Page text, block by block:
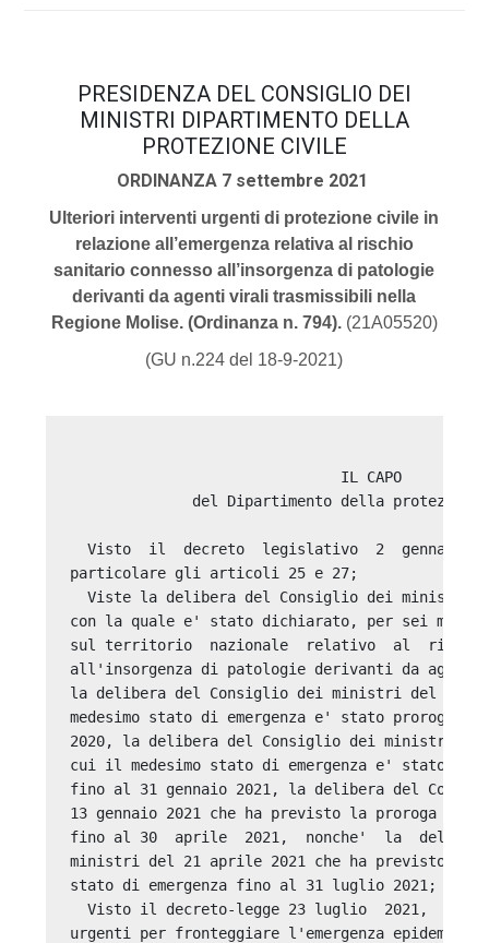
PRESIDENZA DEL CONSIGLIO DEI
MINISTRI DIPARTIMENTO DELLA
PROTEZIONE CIVILE
ORDINANZA 7 settembre 2021
Ulteriori interventi urgenti di protezione civile in
relazione all’emergenza relativa al rischio
sanitario connesso all’insorgenza di patologie
derivanti da agenti virali trasmissibili nella
Regione Molise. (Ordinanza n. 794).(21A05520)
(GU n.224 del 18-9-2021)
                               IL CAPO
del Dipartimento della
Visto  il  decreto  legislativo  2  gennaio
particolare gli articoli 25 e 27;
Viste la delibera del Consiglio dei ministri
con la quale e' stato dichiarato, per sei mesi,
sul territorio  nazionale  relativo  al  rischio
all'insorgenza di patologie derivanti da
la delibera del Consiglio dei ministri del 29
medesimo stato di emergenza e' stato
2020, la delibera del Consiglio dei ministri
cui il medesimo stato di emergenza e' stato
fino al 31 gennaio 2021, la delibera del
13 gennaio 2021 che ha previsto la proroga
fino al 30  aprile  2021,  nonche'  la
ministri del 21 aprile 2021 che ha previsto
stato di emergenza fino al 31 luglio 2021;
Visto il decreto-legge 23 luglio  2021,  n.
urgenti per fronteggiare l'emergenza